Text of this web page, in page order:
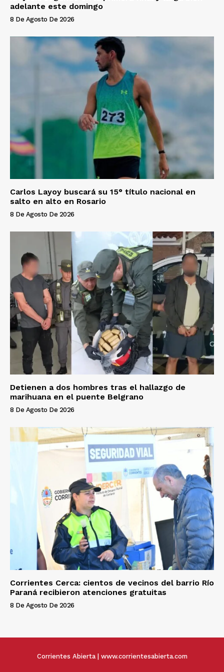
adelante este domingo
8 De Agosto De 2026
Carlos Layoy buscará su 15° título nacional en
salto en alto en Rosario
8 De Agosto De 2026
Detienen a dos hombres tras el hallazgo de
marihuana en el puente Belgrano
8 De Agosto De 2026
Corrientes Cerca: cientos de vecinos del barrio Río
Paraná recibieron atenciones gratuitas
8 De Agosto De 2026
Corrientes Abierta | www.corrientesabierta.com